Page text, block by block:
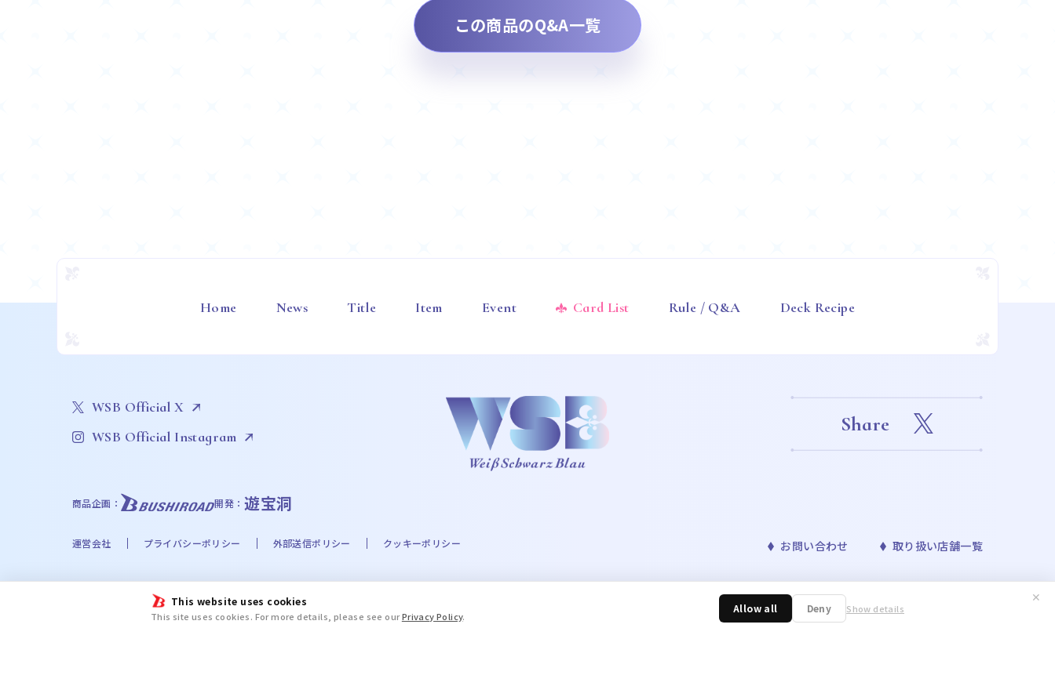
This website uses cookies
This site uses cookies. For more details, please see ourPrivacy Policy.
Allow all Deny Show details
✕
この商品のQ&A一覧
Home News Title Item Event Card List Rule / Q&A Deck Recipe
WSB Official X
WSB Official Instagram
Share
商品企画： 開発： 遊宝洞
運営会社 プライバシーポリシー 外部送信ポリシー クッキーポリシー お問い合わせ 取り扱い店舗一覧
©Liber Entertainment Inc. All Rights Reserved. ©UTA☆PRI-MOVIE PROJECT ©UTA☆PRI-MOVIE ST PROJECT ©Eve THE IDOLM@STER™& ©Bandai Namco Entertainment Inc. ©Disney
©Disney. Based on the “Winnie the Pooh” works by A.A. Milne and E.H. Shepard. © 2016 COVER Corp. © STPR Inc. ©ARGONAVIS project. ©青山剛昌／小学館・読売テレビ・TMS 1996 ©nagano /